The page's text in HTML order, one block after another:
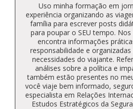
Uso minha formação em
experiência organizando as
família para escrever posts
para poupar o SEU tempo.
encontra informações
responsabilidade e
necessidades do viajante.
análises sobre a política e
também estão presentes no
você viaje bem informado,
especialista em Relações
Estudos Estratégicos da